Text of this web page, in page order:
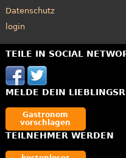
Datenschutz
login
TEILE IN SOCIAL
MELDE DEIN
Gastronom
vorschlagen
TEILNEHMER WERDEN